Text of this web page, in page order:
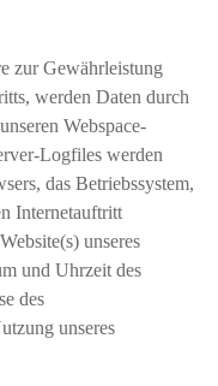
zur Gewährleistung
werden Daten durch
Webspace-
Logfiles werden
das Betriebssystem,
Internetauftritt
unseres
und Uhrzeit des
des
unseres